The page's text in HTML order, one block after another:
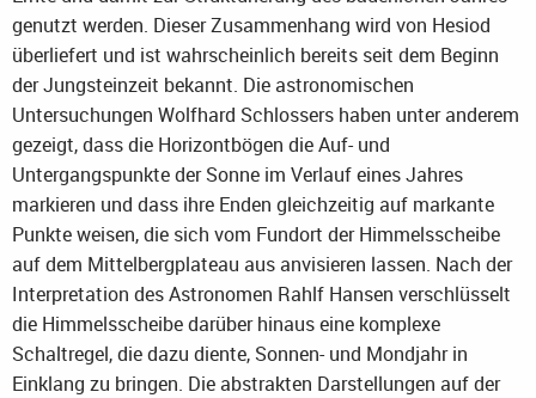
genutzt werden. Dieser Zusammenhang wird von Hesiod
überliefert und ist wahrscheinlich bereits seit dem Beginn
der Jungsteinzeit bekannt. Die astronomischen
Untersuchungen Wolfhard Schlossers haben unter anderem
gezeigt, dass die Horizontbögen die Auf- und
Untergangspunkte der Sonne im Verlauf eines Jahres
markieren und dass ihre Enden gleichzeitig auf markante
Punkte weisen, die sich vom Fundort der Himmelsscheibe
auf dem Mittelbergplateau aus anvisieren lassen. Nach der
Interpretation des Astronomen Rahlf Hansen verschlüsselt
die Himmelsscheibe darüber hinaus eine komplexe
Schaltregel, die dazu diente, Sonnen- und Mondjahr in
Einklang zu bringen. Die abstrakten Darstellungen auf der